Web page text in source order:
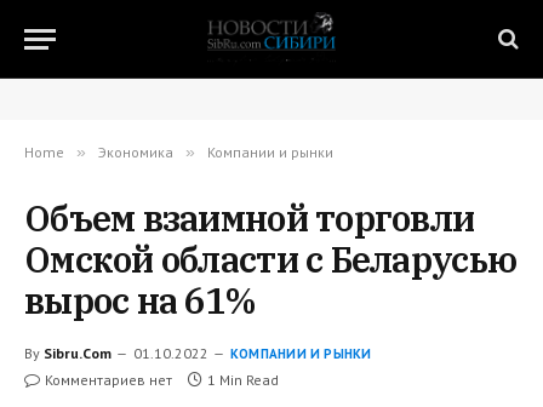
Home » Экономика » Компании и рынки
Объем взаимной торговли
Омской области с Беларусью
вырос на 61%
By Sibru.Com 01.10.2022 КОМПАНИИ И РЫНКИ
Комментариев нет 1 Min Read